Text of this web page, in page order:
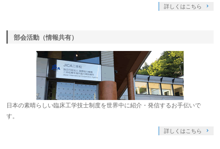
詳しくはこちら
部会活動（情報共有）
日本の素晴らしい臨床工学技士制度を世界中に紹介・発信するお手伝いで
す。
詳しくはこちら